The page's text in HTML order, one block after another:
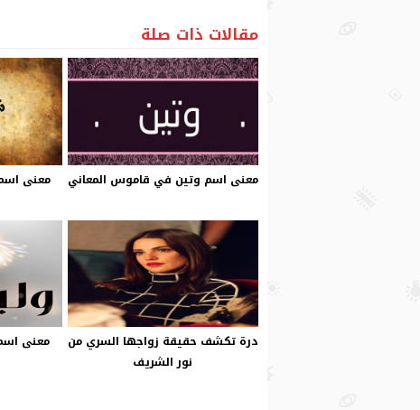
مقالات ذات صلة
معنى اسم وتين في قاموس المعاني
معنى
درة تكشف حقيقة زواجها السري من
نور الشريف
معنى